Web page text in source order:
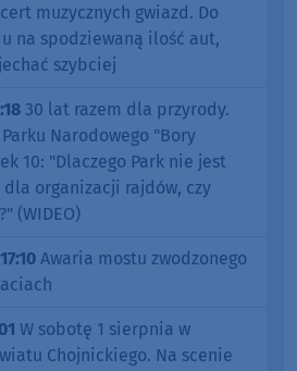
muzycznych gwiazd. Do
na spodziewaną ilość aut,
szybciej
30 lat razem dla przyrody.
Narodowego "Bory
10: "Dlaczego Park nie jest
organizacji rajdów, czy
(WIDEO)
17:10 Awaria mostu zwodzonego
W sobotę 1 sierpnia w
Chojnickiego. Na scenie